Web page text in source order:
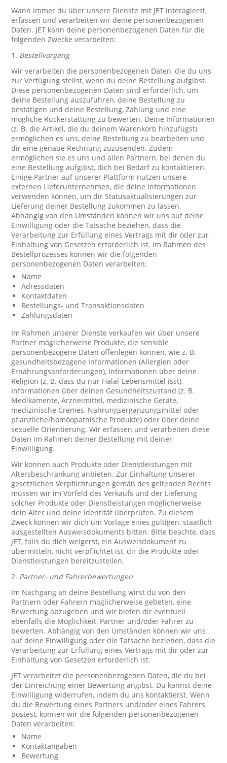
Wann immer du über unsere Dienste mit JET interagierst,
erfassen und verarbeiten wir deine personenbezogenen
Daten. JET kann deine personenbezogenen Daten für die
folgenden Zwecke verarbeiten:
1. Bestellvorgang
Wir verarbeiten die personenbezogenen Daten, die du uns
zur Verfügung stellst, wenn du deine Bestellung aufgibst.
Diese personenbezogenen Daten sind erforderlich, um
deine Bestellung auszuführen, deine Bestellung zu
bestätigen und deine Bestellung, Zahlung und eine
mögliche Rückerstattung zu bewerten. Deine Informationen
(z. B. die Artikel, die du deinem Warenkorb hinzufügst)
ermöglichen es uns, deine Bestellung zu bearbeiten und
dir eine genaue Rechnung zuzusenden. Zudem
ermöglichen sie es uns und allen Partnern, bei denen du
eine Bestellung aufgibst, dich bei Bedarf zu kontaktieren.
Einige Partner auf unserer Plattform nutzen unsere
externen Lieferunternehmen, die deine Informationen
verwenden können, um dir Statusaktualisierungen zur
Lieferung deiner Bestellung zukommen zu lassen.
Abhängig von den Umständen können wir uns auf deine
Einwilligung oder die Tatsache beziehen, dass die
Verarbeitung zur Erfüllung eines Vertrags mit dir oder zur
Einhaltung von Gesetzen erforderlich ist. Im Rahmen des
Bestellprozesses können wir die folgenden
personenbezogenen Daten verarbeiten:
Name
Adressdaten
Kontaktdaten
Bestellungs- und Transaktionsdaten
Zahlungsdaten
Im Rahmen unserer Dienste verkaufen wir über unsere
Partner möglicherweise Produkte, die sensible
personenbezogene Daten offenlegen können, wie z. B.
gesundheitsbezogene Informationen (Allergien oder
Ernährungsanforderungen), Informationen über deine
Religion (z. B. dass du nur Halal-Lebensmittel isst),
Informationen über deinen Gesundheitszustand (z. B.
Medikamente, Arzneimittel, medizinische Geräte,
medizinische Cremes, Nahrungsergänzungsmittel oder
pflanzliche/homöopathische Produkte) oder über deine
sexuelle Orientierung. Wir erfassen und verarbeiten diese
Daten im Rahmen deiner Bestellung mit deiner
Einwilligung.
Wir können auch Produkte oder Dienstleistungen mit
Altersbeschränkung anbieten. Zur Einhaltung unserer
gesetzlichen Verpflichtungen gemäß des geltenden Rechts
müssen wir im Vorfeld des Verkaufs und der Lieferung
solcher Produkte oder Dienstleistungen möglicherweise
dein Alter und deine Identität überprüfen. Zu diesem
Zweck können wir dich um Vorlage eines gültigen, staatlich
ausgestellten Ausweisdokuments bitten. Bitte beachte, dass
JET, falls du dich weigerst, ein Ausweisdokument zu
übermitteln, nicht verpflichtet ist, dir die Produkte oder
Dienstleistungen bereitzustellen.
2. Partner- und Fahrerbewertungen
Im Nachgang an deine Bestellung wirst du von den
Partnern oder Fahrern möglicherweise gebeten, eine
Bewertung abzugeben und wir bieten dir eventuell
ebenfalls die Möglichkeit, Partner und/oder Fahrer zu
bewerten. Abhängig von den Umständen können wir uns
auf deine Einwilligung oder die Tatsache beziehen, dass die
Verarbeitung zur Erfüllung eines Vertrags mit dir oder zur
Einhaltung von Gesetzen erforderlich ist.
JET verarbeitet die personenbezogenen Daten, die du bei
der Einreichung einer Bewertung angibst. Du kannst deine
Einwilligung widerrufen, indem du uns kontaktierst. Wenn
du die Bewertung eines Partners und/oder eines Fahrers
postest, können wir die folgenden personenbezogenen
Daten verarbeiten:
Name
Kontaktangaben
Bewertung